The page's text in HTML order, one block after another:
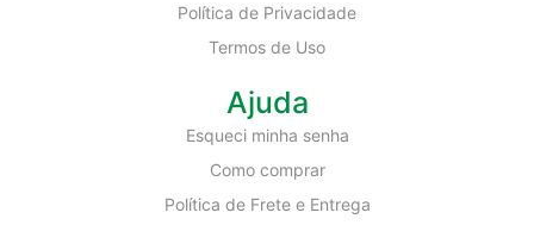
Política de Privacidade
Termos de Uso
Ajuda
Esqueci minha senha
Como comprar
Política de Frete e Entrega